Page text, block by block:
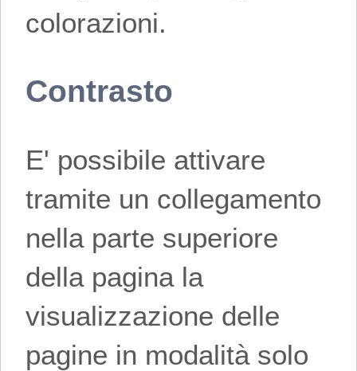
colorazioni.
Contrasto
E' possibile attivare
tramite un collegamento
nella parte superiore
della pagina la
visualizzazione delle
pagine in modalità solo